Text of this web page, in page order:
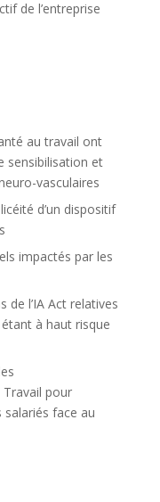
de l’entreprise
au travail ont
sensibilisation et
vasculaires
d’un dispositif
impactés par les
de l’IA Act relatives
à haut risque
pour
face au